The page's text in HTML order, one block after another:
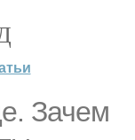
Зачем